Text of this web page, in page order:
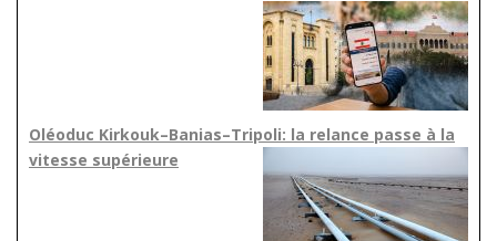
Oléoduc Kirkouk–Banias–Tripoli: la relance passe à la
vitesse supérieure